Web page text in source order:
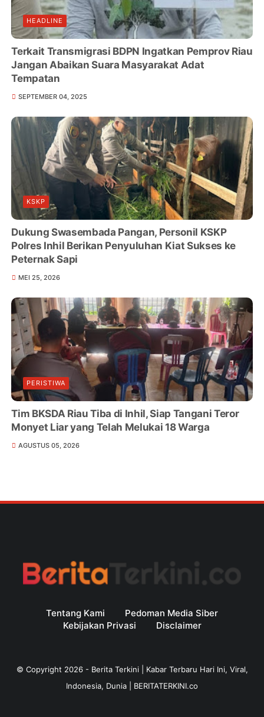
HEADLINE
Terkait Transmigrasi BDPN Ingatkan Pemprov Riau
Jangan Abaikan Suara Masyarakat Adat
Tempatan
SEPTEMBER 04, 2025
KSKP
Dukung Swasembada Pangan, Personil KSKP
Polres Inhil Berikan Penyuluhan Kiat Sukses ke
Peternak Sapi
MEI 25, 2026
PERISTIWA
Tim BKSDA Riau Tiba di Inhil, Siap Tangani Teror
Monyet Liar yang Telah Melukai 18 Warga
AGUSTUS 05, 2026
Tentang Kami
Pedoman Media Siber
Kebijakan Privasi
Disclaimer
© Copyright 2026- Berita Terkini | Kabar Terbaru Hari Ini, Viral,
Indonesia, Dunia | BERITATERKINI.co